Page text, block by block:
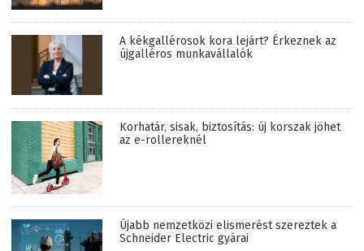
A kékgallérosok kora lejárt? Érkeznek az
újgalléros munkavállalók
Korhatár, sisak, biztosítás: új korszak jöhet
az e-rollereknél
Újabb nemzetközi elismerést szereztek a
Schneider Electric gyárai